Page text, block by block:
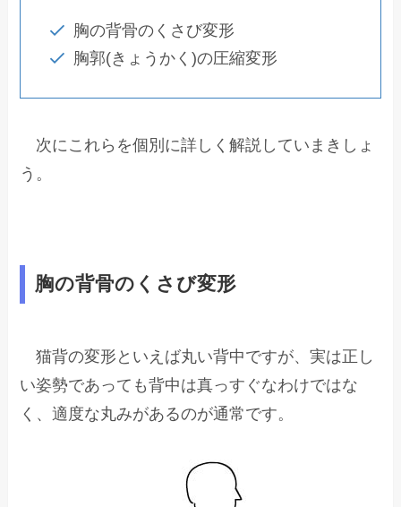
胸の背骨のくさび変形
胸郭(きょうかく)の圧縮変形
次にこれらを個別に詳しく解説していまきしょ
う。
胸の背骨のくさび変形
猫背の変形といえば丸い背中ですが、実は正し
い姿勢であっても背中は真っすぐなわけではな
く、適度な丸みがあるのが通常です。